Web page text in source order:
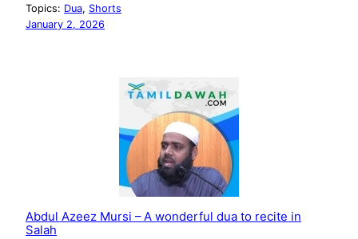
Topics: Dua, Shorts
January 2, 2026
Abdul Azeez Mursi – A wonderful dua to recite in
Salah